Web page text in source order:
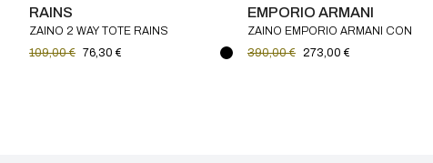
RAINS
ZAINO 2 WAY TOTE RAINS
109,00 € 76,30 €
EMPORIO ARMANI
ZAINO EMPORIO ARMANI CON
LOGO MONOGRAM ALL-OVER
390,00 € 273,00 €